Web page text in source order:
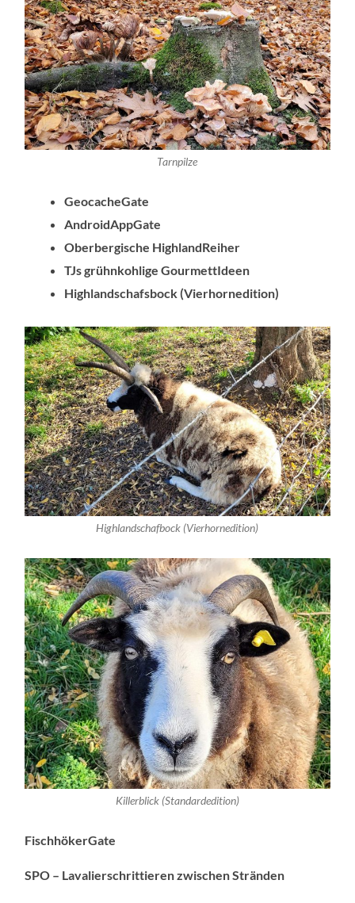
Tarnpilze
GeocacheGate
AndroidAppGate
Oberbergische HighlandReiher
TJs grühnkohlige GourmettIdeen
Highlandschafsbock (Vierhornedition)
Highlandschafbock (Vierhornedition)
Killerblick (Standardedition)
FischhökerGate
SPO – Lavalierschrittieren zwischen Stränden